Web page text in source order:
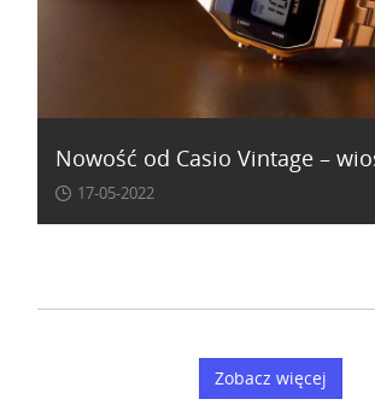
17-05-2022
Zobacz więcej